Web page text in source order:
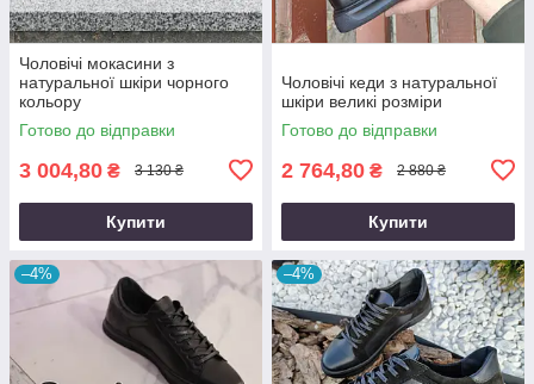
Чоловічі мокасини з
натуральної шкіри чорного
кольору
Готово до відправки
3 004,80 ₴ 3 130 ₴
Купити
Чоловічі кеди з натуральної
шкіри великі розміри
Готово до відправки
2 764,80 ₴ 2 880 ₴
Купити
–4% –4%